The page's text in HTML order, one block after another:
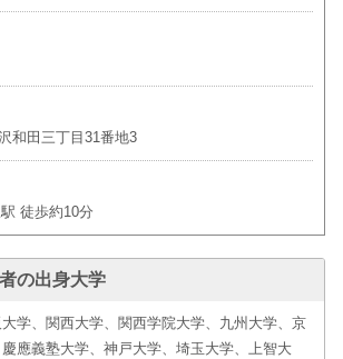
和田三丁目31番地3
徒歩約10分
の出身大学
学、関西大学、関西学院大学、九州大学、京
應義塾大学、神戸大学、埼玉大学、上智大